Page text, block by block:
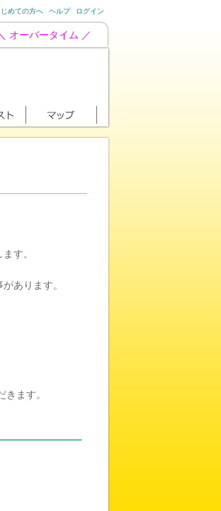
めての方へ ヘルプ ログイン
オーバータイム ／
す。
あります。
ます。